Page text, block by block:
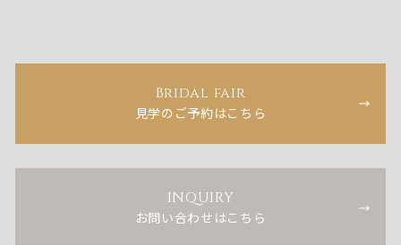
Bridal fair
見学のご予約はこちら
INQUIRY
お問い合わせはこちら